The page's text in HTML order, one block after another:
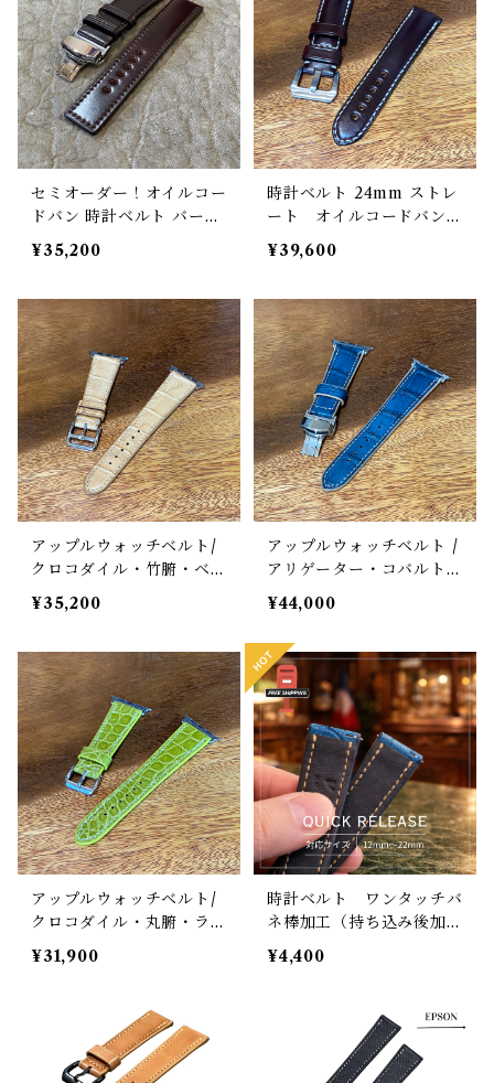
セミオーダー！オイルコー
ドバン 時計ベルト バーガ
ンディ 22mm幅まで指定
可能【クラシック】肉厚フ
計バンド
¥35,200
時計ベルト 24mm ストレ
ート オイルコードバン・
バーガンディ・甲丸 極太
1番糸 手縫い 腕時計バ
¥39,600
アップルウォッチベルト/
クロコダイル・竹腑・ベー
ジュ・フラット（For 42/
44/45/46/49mm）遊革・
¥35,200
アップルウォッチベルト /
アリゲーター・コバルトグ
リーン・ボンベ（For 42/
44/45/46/49mm）手縫
い 裏材フランス製防水レ
ザー プッシュ式Dバック
ル 時計ベルト
¥44,000
アップルウォッチベルト/
クロコダイル・丸腑・ライ
ム・フラット （For 42/4
4/45/46/49mm）裏材フ
¥31,900
時計ベルト ワンタッチバ
ネ棒加工（持ち込み後加
工）アビエ仕様 クイック
リリース ゆうパケットポ
¥4,400